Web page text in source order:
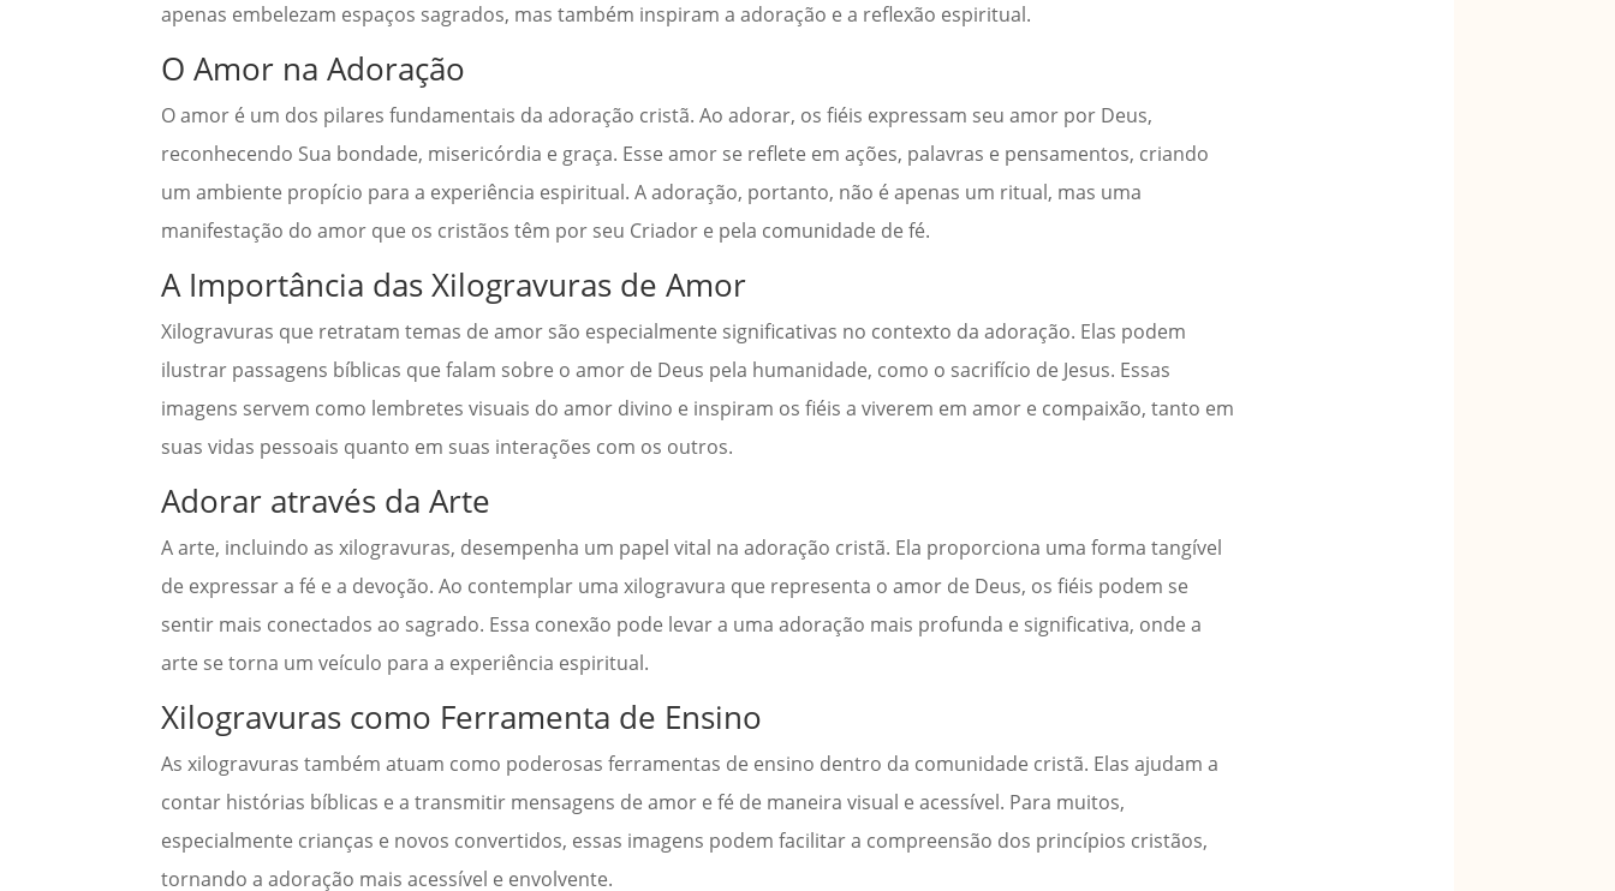
apenas embelezam espaços sagrados, mas também inspiram a adoração e a reflexão espiritual.
O Amor na Adoração
O amor é um dos pilares fundamentais da adoração cristã. Ao adorar, os fiéis expressam seu amor por Deus,
reconhecendo Sua bondade, misericórdia e graça. Esse amor se reflete em ações, palavras e pensamentos, criando
um ambiente propício para a experiência espiritual. A adoração, portanto, não é apenas um ritual, mas uma
manifestação do amor que os cristãos têm por seu Criador e pela comunidade de fé.
A Importância das Xilogravuras de Amor
Xilogravuras que retratam temas de amor são especialmente significativas no contexto da adoração. Elas podem
ilustrar passagens bíblicas que falam sobre o amor de Deus pela humanidade, como o sacrifício de Jesus. Essas
imagens servem como lembretes visuais do amor divino e inspiram os fiéis a viverem em amor e compaixão, tanto em
suas vidas pessoais quanto em suas interações com os outros.
Adorar através da Arte
A arte, incluindo as xilogravuras, desempenha um papel vital na adoração cristã. Ela proporciona uma forma tangível
de expressar a fé e a devoção. Ao contemplar uma xilogravura que representa o amor de Deus, os fiéis podem se
sentir mais conectados ao sagrado. Essa conexão pode levar a uma adoração mais profunda e significativa, onde a
arte se torna um veículo para a experiência espiritual.
Xilogravuras como Ferramenta de Ensino
As xilogravuras também atuam como poderosas ferramentas de ensino dentro da comunidade cristã. Elas ajudam a
contar histórias bíblicas e a transmitir mensagens de amor e fé de maneira visual e acessível. Para muitos,
especialmente crianças e novos convertidos, essas imagens podem facilitar a compreensão dos princípios cristãos,
tornando a adoração mais acessível e envolvente.